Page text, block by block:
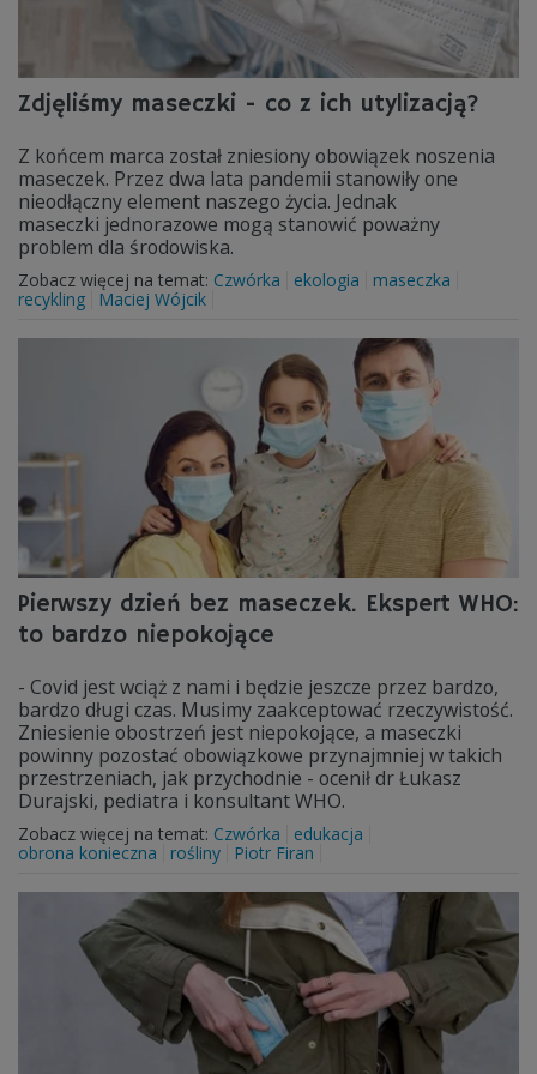
Zdjęliśmy maseczki - co z ich utylizacją?
Z końcem marca został zniesiony obowiązek noszenia
maseczek. Przez dwa lata pandemii stanowiły one
nieodłączny element naszego życia. Jednak
maseczki jednorazowe mogą stanowić poważny
problem dla środowiska.
Zobacz więcej na temat: Czwórka ekologia
maseczka
recykling
Maciej Wójcik
Pierwszy dzień bez maseczek. Ekspert WHO:
to bardzo niepokojące
- Covid jest wciąż z nami i będzie jeszcze przez bardzo,
bardzo długi czas. Musimy zaakceptować rzeczywistość.
Zniesienie obostrzeń jest niepokojące, a maseczki
powinny pozostać obowiązkowe przynajmniej w takich
przestrzeniach, jak przychodnie - ocenił dr Łukasz
Durajski, pediatra i konsultant WHO.
Zobacz więcej na temat: Czwórka
edukacja
obrona konieczna
rośliny Piotr Firan